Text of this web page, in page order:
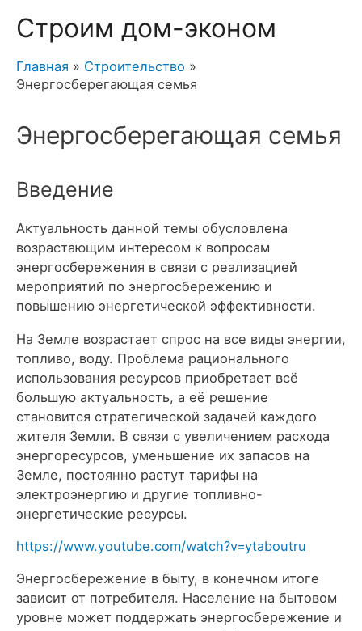
Строим дом-эконом
Главная
Строительство
Энергосберегающая семья
Энергосберегающая семья
Введение
Актуальность данной темы обусловлена
возрастающим интересом к вопросам
энергосбережения в связи с реализацией
мероприятий по энергосбережению и
повышению энергетической эффективности.
На Земле возрастает спрос на все виды энергии,
топливо, воду. Проблема рационального
использования ресурсов приобретает всё
большую актуальность, а её решение
становится стратегической задачей каждого
жителя Земли. В связи с увеличением расхода
энергоресурсов, уменьшение их запасов на
Земле, постоянно растут тарифы на
электроэнергию и другие топливно-
энергетические ресурсы.
https://www.youtube.com/watch?v=ytaboutru
Энергосбережение в быту, в конечном итоге
зависит от потребителя. Население на бытовом
уровне может поддержать энергосбережение и